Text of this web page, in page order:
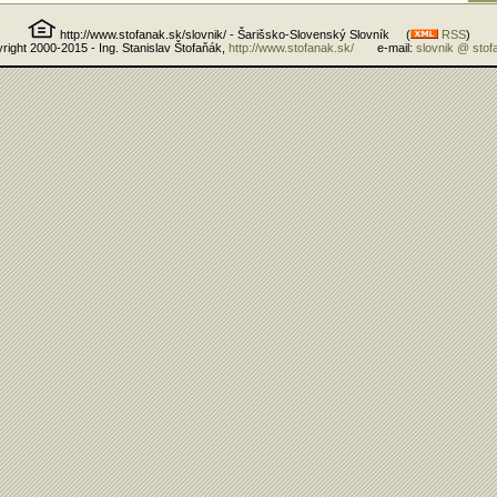
http://www.stofanak.sk/slovnik/ - Šarišsko-Slovenský Slovník ( RSS)
2000-2015 - Ing. Stanislav Štofaňák,
http://www.stofanak.sk/e-mail: slovnik @